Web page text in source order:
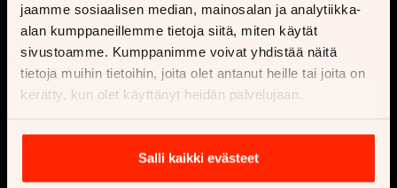
jaamme sosiaalisen median, mainosalan ja analytiikka-
alan kumppaneillemme tietoja siitä, miten käytät
sivustoamme. Kumppanimme voivat yhdistää näitä
tietoja muihin tietoihin, joita olet antanut heille tai joita on
kerätty, kun olet käyttänyt heidän palvelujaan.
Salli kaikki evästeet
Ajankohtaista
Vaihtoautot
Uusi auto